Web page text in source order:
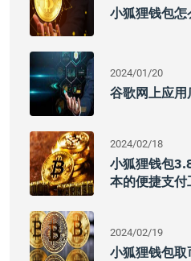
小狐狸钱包
2024/01/20
谷歌网上应
2024/02/18
小狐狸钱包
本的便捷支付
2024/02/19
小狐狸钱包取